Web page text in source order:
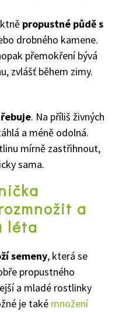
propustné půdě s
drobného kamene.
přemokření bývá
zvlášť během zimy.
. Na příliš živných
a méně odolná.
mírně zastřihnout,
sama.
a
léta
semeny, která se
propustného
a mladé rostlinky
je také množení